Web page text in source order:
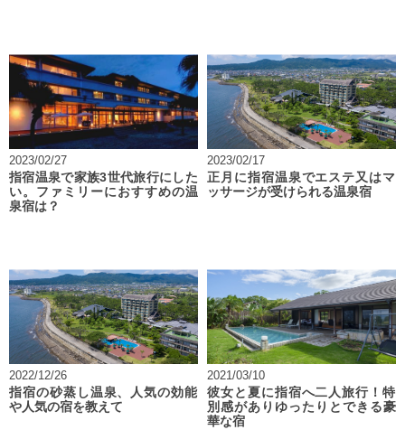
2023/02/27
指宿温泉で家族3世代旅行にした
い。ファミリーにおすすめの温
泉宿は？
2023/02/17
正月に指宿温泉でエステ又はマ
ッサージが受けられる温泉宿
2022/12/26
指宿の砂蒸し温泉、人気の効能
や人気の宿を教えて
2021/03/10
彼女と夏に指宿へ二人旅行！特
別感がありゆったりとできる豪
華な宿